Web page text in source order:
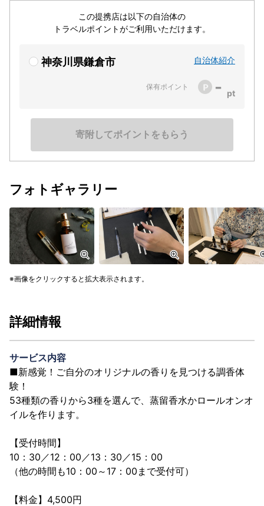
この提携店は以下の自治体の
トラベルポイントがご利用いただけます。
神奈川県鎌倉市 自治体紹介
保有ポイント -
寄附してポイントをもらう
フォトギャラリー
画像をクリックすると拡大表示されます。
詳細情報
サービス内容
■新感覚！ご自分のオリジナルの香りを見つける調香体
験！
53種類の香りから3種を選んで、蒸留香水かロールオンオ
イルを作ります。
【受付時間】
10：30／12：00／13：30／15：00
（他の時間も10：00～17：00まで受付可）
【料金】4,500円